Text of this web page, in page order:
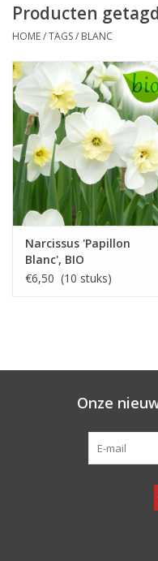
Nieuws
Producten
HOME/TAGS/ BLANC
Narcissus 'Papillon
Blanc', BIO
€6,50 (10 stuks)
Onze